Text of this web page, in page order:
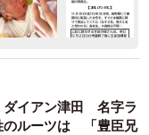
ダイアン津田 名字ラ
のルーツは 「豊臣兄